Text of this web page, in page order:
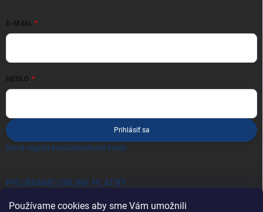
Používame cookies aby sme Vám umožnili
E-MAIL
HESLO
Prihlásiť sa
Nová registráciaZabudnuté heslo
PRIJÍMAME ONLINE PLATBY